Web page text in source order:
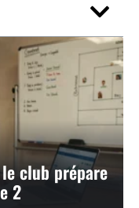
club prépare
2